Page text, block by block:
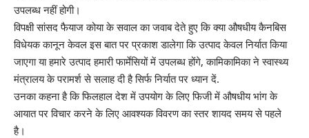
उपलब्ध नहीं होगी।
विपक्षी सांसद फैयाज कोया के सवाल का जवाब देते हुए कि क्या औषधीय कैनबिस
विधेयक कानून केवल इस बात पर प्रकाश डालेगा कि उत्पाद केवल निर्यात किया
जाएगा या हमारे उत्पाद हमारी फार्मेसियों में उपलब्ध होंगे, कामिकामिका ने स्वास्थ्य
मंत्रालय के परामर्श से सलाह दी है सिर्फ निर्यात पर ध्यान दें.
उनका कहना है कि फिलहाल देश में उपयोग के लिए फिजी में औषधीय भांग के
आयात पर विचार करने के लिए आवश्यक विवरण का स्तर शायद समय से पहले
है।